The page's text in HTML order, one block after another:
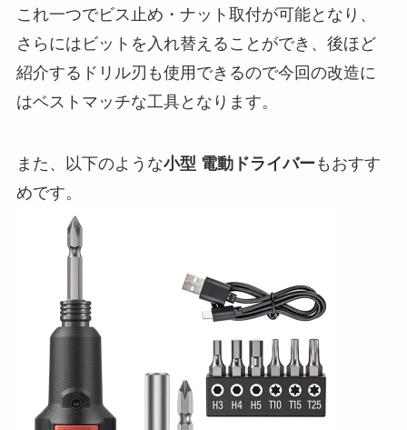
これ一つでビス止め・ナット取付が可能となり、
さらにはビットを入れ替えることができ、後ほど
紹介するドリル刃も使用できるので今回の改造に
はベストマッチな工具となります。
また、以下のような小型 電動ドライバー もおすす
めです。